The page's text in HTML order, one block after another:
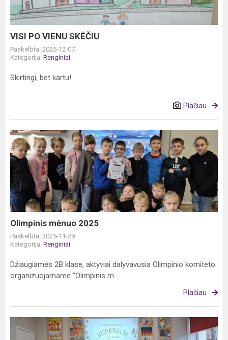
VISI PO VIENU SKĖČIU
Paskelbta: 2025-12-07
Kategorija: Renginiai
Skirtingi, bet kartu!
Plačiau
Olimpinis
mėnuo
2025
Olimpinis mėnuo 2025
Paskelbta: 2025-11-29
Kategorija: Renginiai
Džiaugiamės 2B klase, aktyviai dalyvavusia Olimpinio komiteto
organizuojamame "Olimpinis m...
Plačiau
Respublikinis
ikimokyklinis